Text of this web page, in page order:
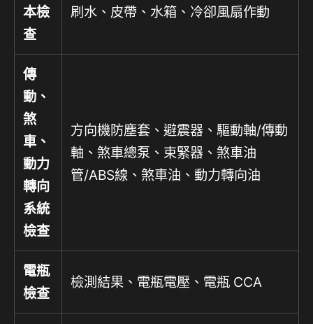
本檢
查
刷水、皮帶、水箱、冷卻風扇作動
傳
動、
煞
車、
動力
轉向
系統
檢查
方向機防塵套、避震器、驅動軸/傳動
軸、煞車總泵、束緊器、煞車油
管/ABS線、煞車油、動力轉向油
電瓶
檢查
檢測結果、電瓶電壓、電瓶 CCA